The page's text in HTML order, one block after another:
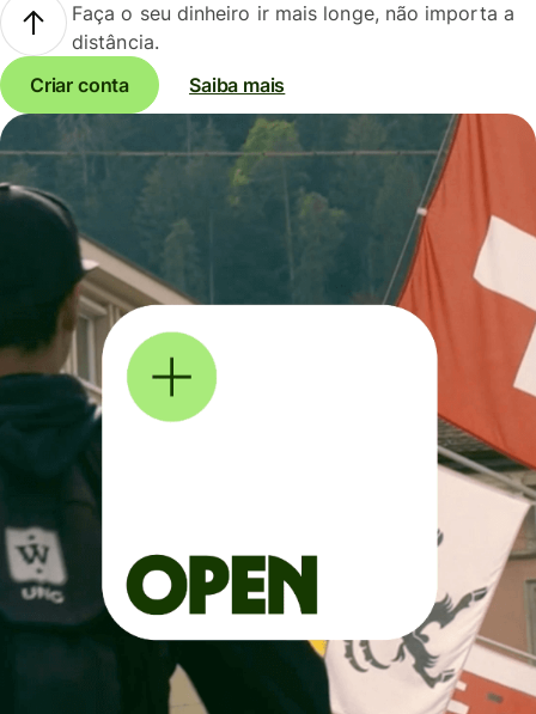
Faça o seu dinheiro ir mais longe, não importa a
distância.
Criar conta
Saiba mais